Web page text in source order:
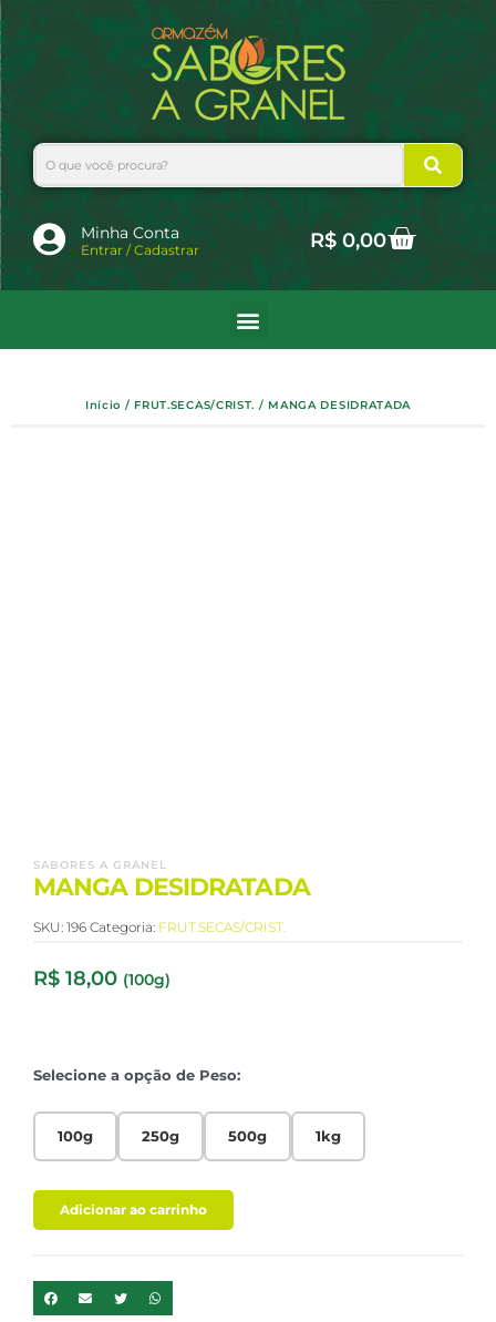
para
o
conteúdo
Search
Minha Conta
Entrar / Cadastrar R$0,00Cart
Início / FRUT.SECAS/CRIST. / MANGA DESIDRATADA
SABORES A GRANEL
MANGA DESIDRATADA
SKU: 196 Categoria: FRUT.SECAS/CRIST.
R$ 18,00 (100g)
Selecione a opção de Peso:
100g 250g 500g 1kg
Adicionar ao carrinho